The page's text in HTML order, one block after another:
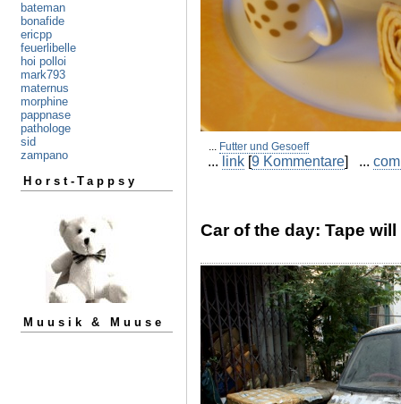
bateman
bonafide
ericpp
feuerlibelle
hoi polloi
mark793
maternus
morphine
pappnase
pathologe
sid
zampano
Horst-Tappsy
Muusik & Muuse
... Futter und Gesoeff
... link [9 Kommentare] ...
Car of the day: Tape